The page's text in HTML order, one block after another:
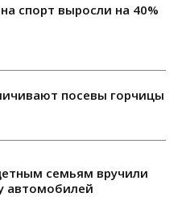
спорт выросли на 40%
посевы горчицы
семьям вручили
автомобилей